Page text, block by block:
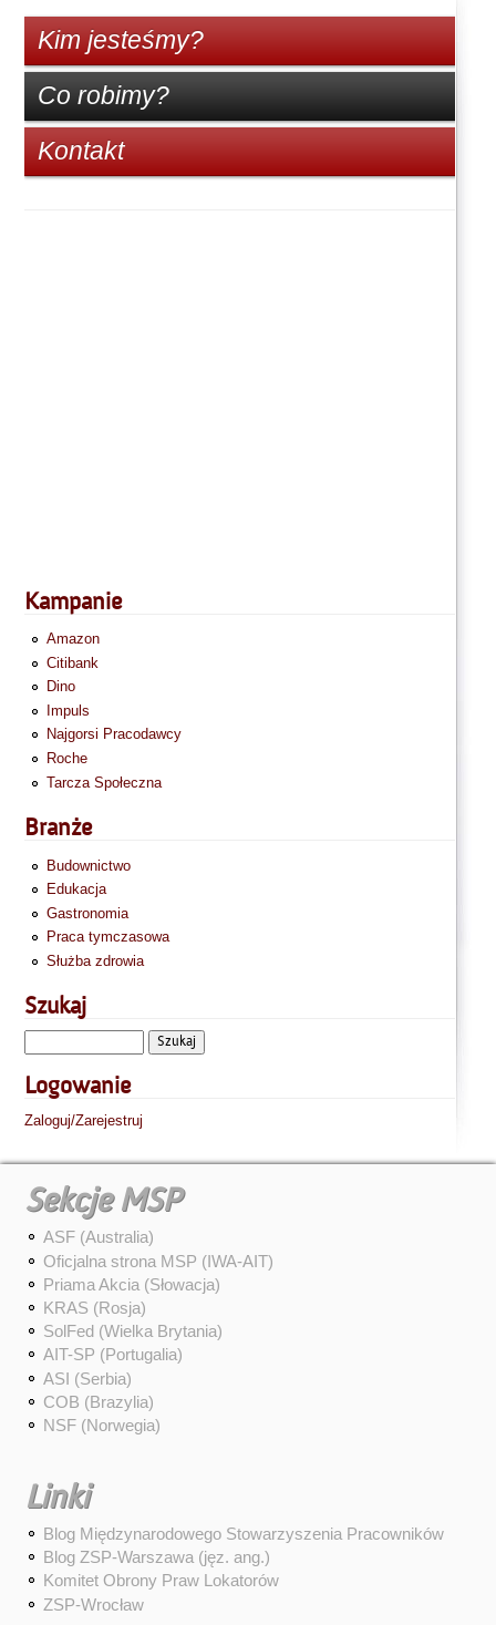
Kim jesteśmy?
Co robimy?
Kontakt
Kampanie
Amazon
Citibank
Dino
Impuls
Najgorsi Pracodawcy
Roche
Tarcza Społeczna
Branże
Budownictwo
Edukacja
Gastronomia
Praca tymczasowa
Służba zdrowia
Szukaj
Logowanie
Zaloguj/Zarejestruj
Sekcje MSP
ASF (Australia)
Oficjalna strona MSP (IWA-AIT)
Priama Akcia (Słowacja)
KRAS (Rosja)
SolFed (Wielka Brytania)
AIT-SP (Portugalia)
ASI (Serbia)
COB (Brazylia)
NSF (Norwegia)
Linki
Blog Międzynarodowego Stowarzyszenia Pracowników
Blog ZSP-Warszawa (jęz. ang.)
Komitet Obrony Praw Lokatorów
ZSP-Wrocław